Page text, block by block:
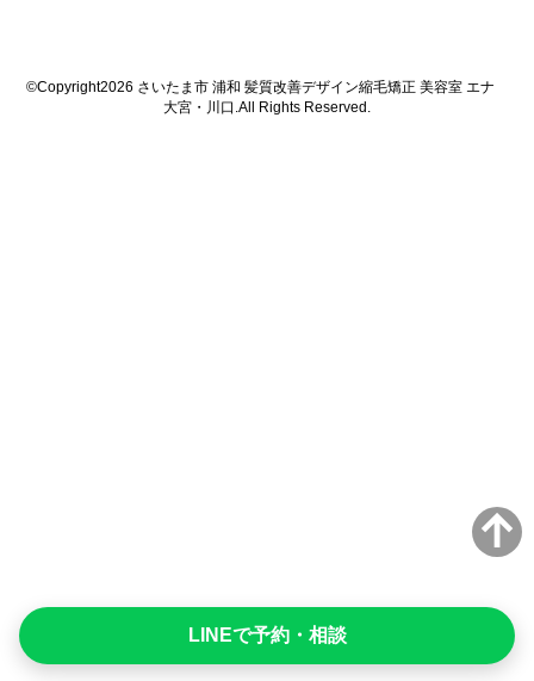
©Copyright2026 さいたま市 浦和 髪質改善デザイン縮毛矯正 美容室 エナ
大宮・川口 .All Rights Reserved.
LINEで予約・相談